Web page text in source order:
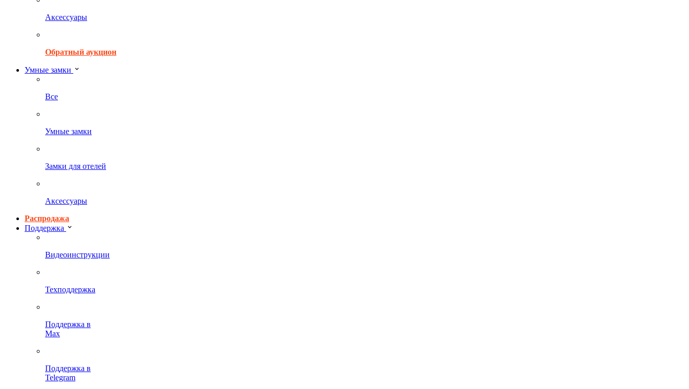
Аксессуары
Обратный аукцион
Умные замки
Все
Умные замки
Замки для отелей
Аксессуары
Распродажа
Поддержка
Видеоинструкции
Техподдержка
Поддержка в
Max
Поддержка в
Telegram